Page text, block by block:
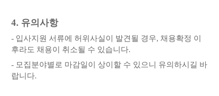
4. 유의사항
- 입사지원 서류에 허위사실이 발견될 경우, 채용확정 이
후라도 채용이 취소될 수 있습니다.
- 모집분야별로 마감일이 상이할 수 있으니 유의하시길 바
랍니다.